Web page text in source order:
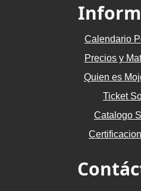
Calendario
Precios y
Quien es
Ticket
Catalogo